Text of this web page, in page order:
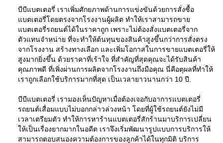
บีบีแบตเตอรี่ เราเพิ่มศักยภาพด้านการแข่งขันด้วยการสั่งซื้อ
แบตเตอรี่โดยตรงจากโรงงานผู้ผลิต ทำให้เราสามารถขาย
แบตเตอรี่รถยนต์ได้ในราคาถูก เพราะไม่ต้องสั่งแบตเตอรี่จาก
ตัวแทนจำหน่าย ที่จะทำให้ต้นทุนของสินค้าสูงขึ้นกว่าการสั่งตรง
จากโรงงาน สร้างทางเลือก และเพิ่มโอกาสในการขายแบตเตอรี่ให้
สูงมากยิ่งขึ้น ด้วยราคาที่เร้าใจ ที่สำคัญที่สุดคุณจะได้รับสินค้า
คุณภาพดี ที่เพิ่งผ่านการผลิตจากโรงงานถึงมือคุณ นี่คือตุผลที่ทำให้
เราถูกเลือกใช้บริการมากที่สุด เป็นเวลายาวนานกว่า 10 ปี.
บีบีแบตเตอรี่ เรามองเห็นปัญหาเมื่อต้องเจอกับอาการแบตเตอรี่
รถยนต์เสื่อมแบบไม่บอกกล่าวล่วงหน้า โดยที่ผู้ใช้รถยนต์ยังไม่มี
เวลาเตรียมตัว ทำให้การหาร้านแบตเตอรี่สักร้านมาบริการเปลี่ยน
ให้เป็นเรื่องยากมากในอดีต เราจึงเริ่มพัฒนารูปแบบการบริการให้
สามารถตอบสนองความต้องการของลูกค้าได้ในทุกมิติ บริการ